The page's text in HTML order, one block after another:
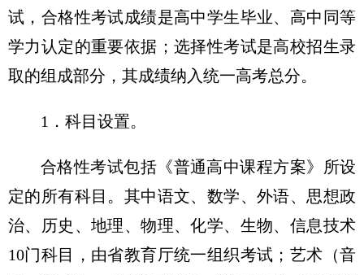
试，合格性考试成绩是高中学生毕业、高中同等
学力认定的重要依据；选择性考试是高校招生录
取的组成部分，其成绩纳入统一高考总分。
1．科目设置。
合格性考试包括《普通高中课程方案》所设
定的所有科目。其中语文、数学、外语、思想政
治、历史、地理、物理、化学、生物、信息技术
10门科目，由省教育厅统一组织考试；艺术（音